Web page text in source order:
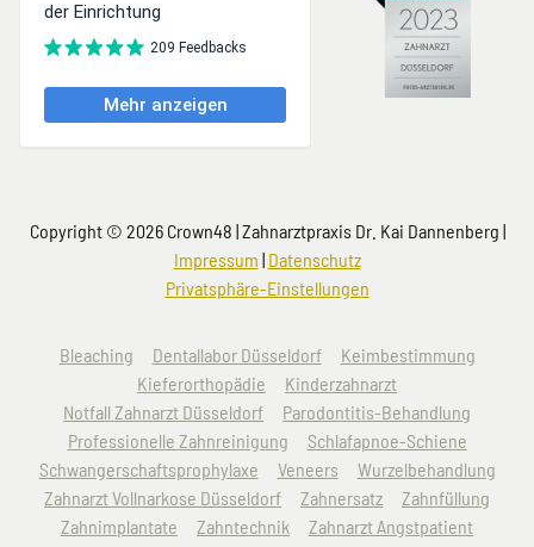
Copyright © 2026 Crown48 | Zahnarztpraxis Dr. Kai Dannenberg |
Impressum | Datenschutz
Privatsphäre-Einstellungen
Navigation
überspringen
Bleaching Dentallabor Düsseldorf
Keimbestimmung
Kieferorthopädie
Kinderzahnarzt
Notfall Zahnarzt Düsseldorf
Parodontitis-Behandlung
Professionelle Zahnreinigung
Schlafapnoe-Schiene
Schwangerschaftsprophylaxe
Veneers
Wurzelbehandlung
Zahnarzt Vollnarkose Düsseldorf
Zahnersatz
Zahnfüllung
Zahnimplantate
Zahntechnik
Zahnarzt Angstpatient